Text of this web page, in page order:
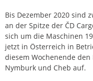
Bis Dezember 2020 sind
an der Spitze der ČD
sich um die Maschinen
jetzt in Österreich in
diesem Wochenende
Nymburk und Cheb auf.